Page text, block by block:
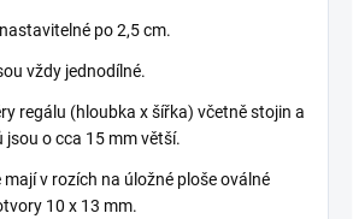
po 2,5 cm.
vždy jednodílné.
regálu (hloubka x šířka) včetně stojin a
jsou o cca 15 mm větší.
mají v rozích na úložné ploše oválné
10 x 13 mm.